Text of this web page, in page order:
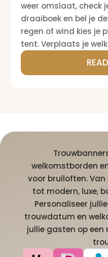
weer omslaat, check
draaiboek en bel je
regen of wind kies je
tent. Verplaats je
welkomstborden
voor bruiloften.
tot modern, luxe,
Personaliseer
trouwdatum en
jullie gasten op